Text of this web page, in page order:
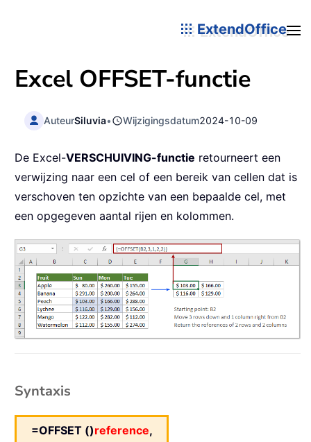
ExtendOffice
Excel OFFSET-functie
AuteurSiluvia• Wijzigingsdatum2024-10-09
De Excel-VERSCHUIVING-functie retourneert een
verwijzing naar een cel of een bereik van cellen dat is
verschoven ten opzichte van een bepaalde cel, met
een opgegeven aantal rijen en kolommen.
Syntaxis
=OFFSET ()reference,